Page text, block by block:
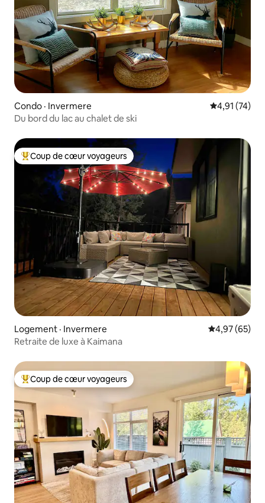
Condo · Invermere Note
4,91 (74)
Du bord du lac au chalet de ski
Coup de cœur voyageurs parmi les plus aimés
Coup de cœur voyageurs
Logement · Invermere Note
4,97 (65)
Retraite de luxe à Kaimana
Coup de cœur voyageurs parmi les plus aimés
Coup de cœur voyageurs